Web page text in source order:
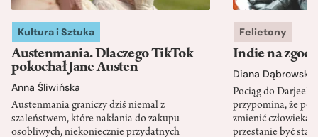
Kultura i Sztuka
Austenmania. Dlaczego TikTok
pokochał Jane Austen
Anna Śliwińska
Austenmania graniczy dziś niemal z
szaleństwem, które nakłania do zakupu
osobliwych, niekoniecznie przydatnych
Felietony
Indie na
Diana Dąbrowska
Pociąg do
przypomina, że
zmienić człowieka
przestanie być